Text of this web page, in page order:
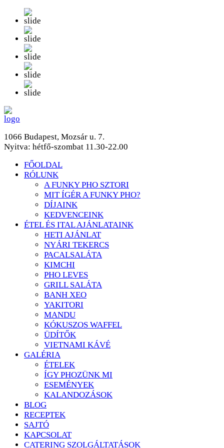
1066 Budapest, Mozsár u. 7.
Nyitva: hétfő-szombat 11.30-22.00
FŐOLDAL
RÓLUNK
A FUNKY PHO SZTORI
MIT ÍGÉR A FUNKY PHO?
DÍJAINK
KEDVENCEINK
ÉTEL ÉS ITAL AJÁNLATAINK
HETI AJÁNLAT
NYÁRI TEKERCS
PACALSALÁTA
KIMCHI
PHO LEVES
GRILL SALÁTA
BANH XEO
YAKITORI
MANDU
KÓKUSZOS WAFFEL
ÜDÍTŐK
VIETNAMI KÁVÉ
GALÉRIA
ÉTELEK
ÍGY PHOZÜNK MI
ESEMÉNYEK
KALANDOZÁSOK
BLOG
RECEPTEK
SAJTÓ
KAPCSOLAT
CATERING SZOLGÁLTATÁSOK